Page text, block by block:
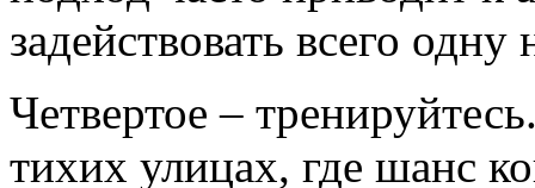
задействовать всего одну
Четвертое –
тихих улицах, где шанс